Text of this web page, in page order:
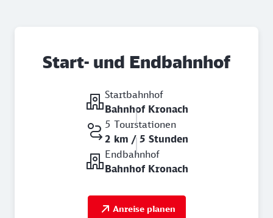
Start- und Endbahnhof
Startbahnhof
Bahnhof Kronach
5 Tourstationen
2 km / 5 Stunden
Endbahnhof
Bahnhof Kronach
Anreise planen